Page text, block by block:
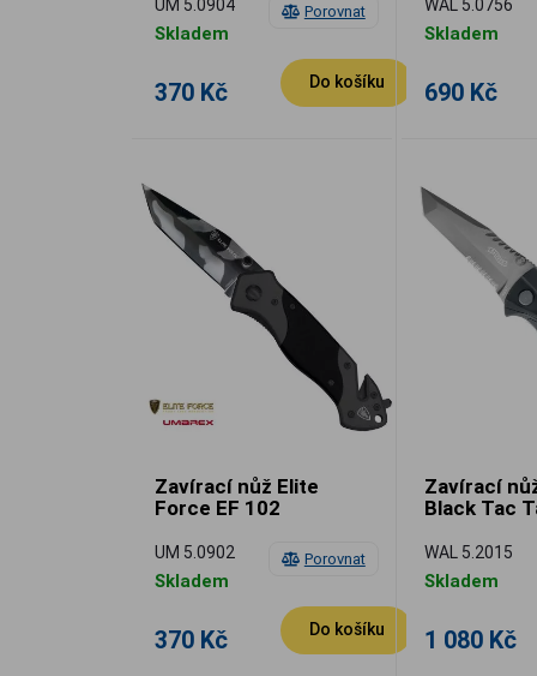
Porovnat
UM 5.0904
Skladem
370 Kč Do košíku
WAL 5.0756
Skladem
690 Kč
Porovnat
Zavírací nůž Elite
Force EF 102
UM 5.0902
Skladem
370 Kč Do košíku
Zavírací
Black Tac
WAL 5.2015
Skladem
1 080 Kč